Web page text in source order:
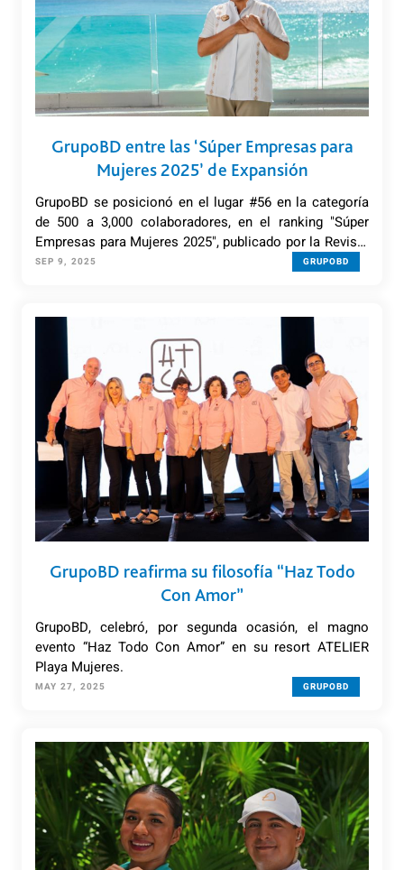
GrupoBD entre las ‘Súper Empresas para
Mujeres 2025’ de Expansión
GrupoBD se posicionó en el lugar #56 en la categoría
de 500 a 3,000 colaboradores, en el ranking "Súper
Empresas para Mujeres 2025", publicado por la Revista
Expansión y la consultora TOP Companies.
SEP 9, 2025 GRUPOBD
GrupoBD reafirma su filosofía “Haz Todo
Con Amor”
GrupoBD, celebró, por segunda ocasión, el magno
evento “Haz Todo Con Amor” en su resort ATELIER
Playa Mujeres.
MAY 27, 2025 GRUPOBD